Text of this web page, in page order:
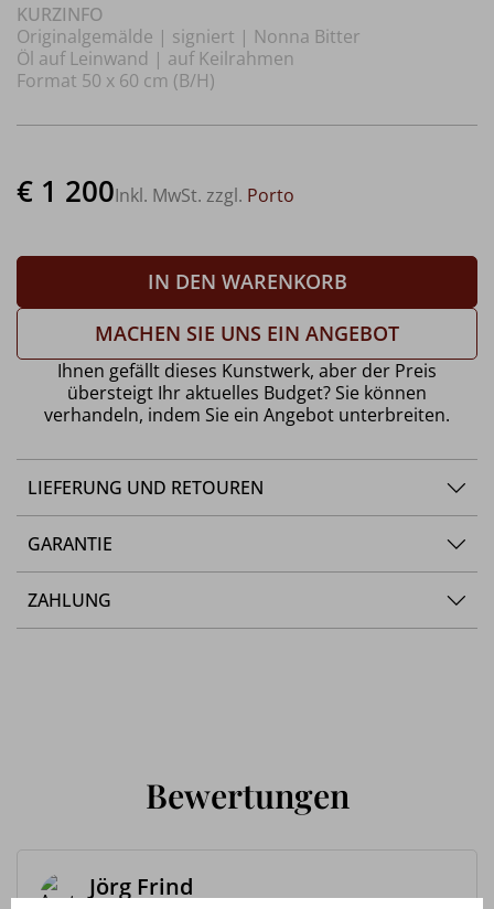
KURZINFO
Originalgemälde | signiert | Nonna Bitter
Öl auf Leinwand | auf Keilrahmen
Format 50 x 60 cm (B/H)
€ 1 200Inkl. MwSt. zzgl. Porto
IN DEN WARENKORB
MACHEN SIE UNS EIN ANGEBOT
Ihnen gefällt dieses Kunstwerk, aber der Preis
übersteigt Ihr aktuelles Budget? Sie können
verhandeln, indem Sie ein Angebot unterbreiten.
LIEFERUNG UND RETOUREN
GARANTIE
ZAHLUNG
Bewertungen
Jörg Frind